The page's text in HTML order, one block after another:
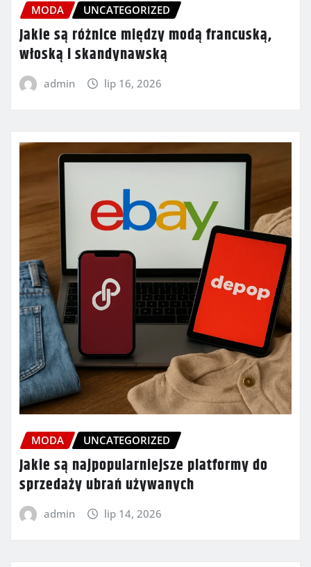
MODA UNCATEGORIZED
Jakie są różnice między modą francuską,
włoską i skandynawską
admin lip 16, 2026
MODA UNCATEGORIZED
Jakie są najpopularniejsze platformy do
sprzedaży ubrań używanych
admin lip 14, 2026